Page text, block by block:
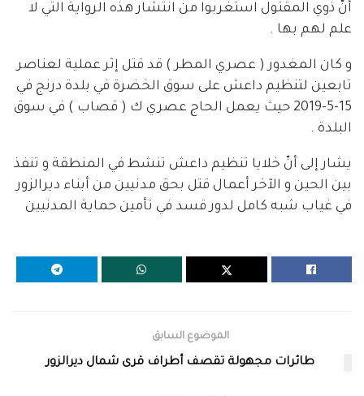
أنّ ذوي المقتول استغربوا من انتشار هذه الرواية التي لا
علم لهم بها .
و كان المغدور ( عصري المطر ) قد قتل إثر عملية لعناصر
تابعين لتنظيم داعش على سوق الخضرة في بلدة درنج في
15-5-2019 حيث يعمل الحاج عصري ك ( قصاب ) في سوق
البلدة .
يشار إلى أنّ خلايا تنظيم داعش تنشط في المنطقة و تنفذ
بين الحين و الآخر أعمال قتل بحق مدنيين من أبناء ديرالزور
في غياب شبه كامل لدور قسد في تأمين حماية المدنيين
الموضوع السابق
طائرات مجهولة تقصف أطراف قرى شمال ديرالزور